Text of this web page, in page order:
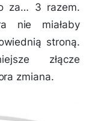
za… 3 razem.
nie miałaby
stroną.
złącze
zmiana.